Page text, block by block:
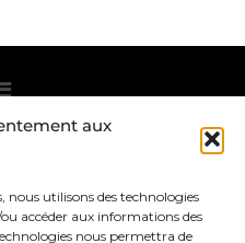
aux
nous utilisons des technologies
accéder aux informations des
nous permettra de
la Newsletter